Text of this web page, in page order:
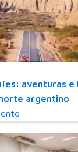
aventuras e
argentino